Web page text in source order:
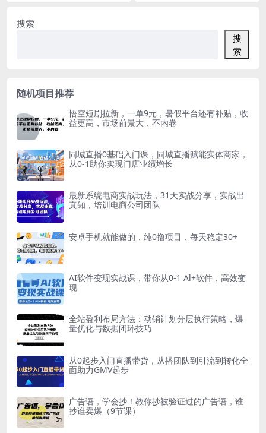
搜索
搜
索
随机项目推荐
悟空短剧拉新，一单9元，暑假平台还有补贴，收
益更高，市场前景大，不内卷
同城直播0基础入门课，同城直播赋能实体商家，
从0-1助你实现门店业绩增长
最新系统电商实战玩法，31天实战分享，实战出
真知，培训电商公司团队
安卓手机就能做的，纯0撸项目，每天稳定30+
AI软件变现实战课，带你从0-1 Al+软件，高效变
现
全站盈利布局方法：动销计划分层执行策略，爆
量优化与数据闭环技巧
从0起步入门直播带货，从搭团队到引流到转化全
面助力GMV起步
广告语，学会抄！教你抄被验证过的广告语，谁
抄谁卖爆（9节课）